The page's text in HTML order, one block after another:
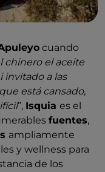
cuando
chinero el aceite
invitado a las
está cansado,
”, Isquia es el
fuentes,
ampliamente
y wellness para
de los